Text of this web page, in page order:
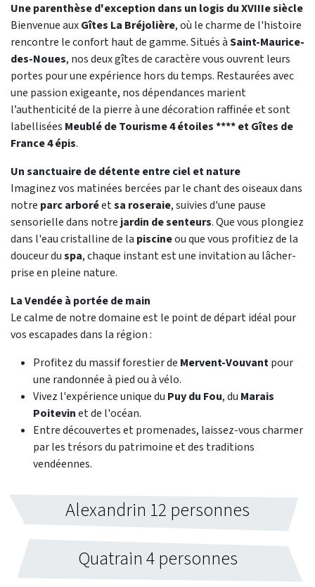
Une parenthèse d'exception dans un logis du XVIIIe siècle
Bienvenue auxGîtes La Bréjolière, où le charme de l'histoire
rencontre le confort haut de gamme. Situés àSaint-Maurice-
des-Noues, nos deux gîtes de caractère vous ouvrent leurs
portes pour une expérience hors du temps. Restaurées avec
une passion exigeante, nos dépendances marient
l’authenticité de la pierre à une décoration raffinée et sont
labellisées Meublé de Tourisme 4 étoiles **** et Gîtes de
France 4 épis.
Un sanctuaire de détente entre ciel et nature
Imaginez vos matinées bercées par le chant des oiseaux dans
notre parc arboréetsa roseraie, suivies d'une pause
sensorielle dans notre jardin de senteurs. Que vous plongiez
dans l'eau cristalline de la piscineou que vous profitiez de la
douceur duspa, chaque instant est une invitation au lâcher-
prise en pleine nature.
La Vendée à portée de main
Le calme de notre domaine est le point de départ idéal pour
vos escapades dans la région :
Profitez du massif forestier de Mervent-Vouvantpour
une randonnée à pied ou à vélo.
Vivez l'expérience unique du Puy du Fou, du Marais
Poitevinet de l'océan.
Entre découvertes et promenades, laissez-vous charmer
par les trésors du patrimoine et des traditions
vendéennes.
Alexandrin 12 personnes
Quatrain 4 personnes